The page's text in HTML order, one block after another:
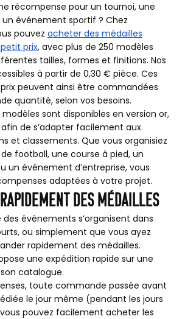
récompense pour un tournoi, une
événement sportif ? Chez
pouvez acheter des médailles
prix, avec plus de 250 modèles
tailles, formes et finitions. Nos
à partir de 0,30 € pièce. Ces
peuvent ainsi être commandées
quantité, selon vos besoins.
sont disponibles en version or,
de s’adapter facilement aux
et classements. Que vous organisiez
football, une course à pied, un
un événement d’entreprise, vous
adaptées à votre projet.
rapidement des médailles
événements s’organisent dans
ou simplement que vous ayez
rapidement des médailles.
une expédition rapide sur une
catalogue.
toute commande passée avant
le jour même (pendant les jours
pouvez facilement acheter les